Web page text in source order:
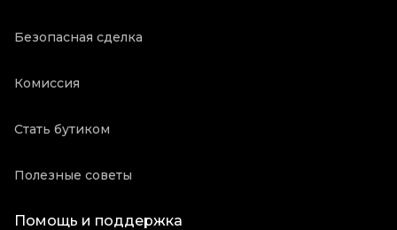
Безопасная сделка
Комиссия
Стать бутиком
Полезные советы
Помощь и поддержка